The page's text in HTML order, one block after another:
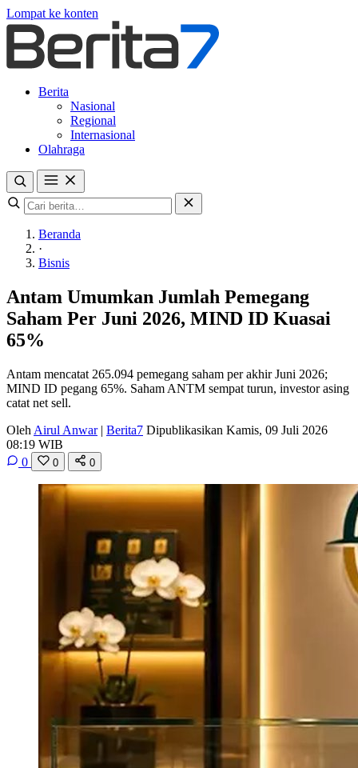
Lompat ke konten
Berita
Nasional
Regional
Internasional
Olahraga
Beranda
·
Bisnis
Antam Umumkan Jumlah Pemegang
Saham Per Juni 2026, MIND ID Kuasai
65%
Antam mencatat 265.094 pemegang saham per akhir Juni 2026;
MIND ID pegang 65%. Saham ANTM sempat turun, investor asing
catat net sell.
Oleh Airul Anwar | Berita7 Dipublikasikan Kamis, 09 Juli 2026
08:19 WIB
0
0 0